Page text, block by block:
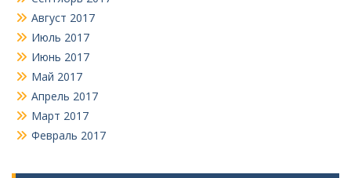
Август 2017
Июль 2017
Июнь 2017
Май 2017
Апрель 2017
Март 2017
Февраль 2017